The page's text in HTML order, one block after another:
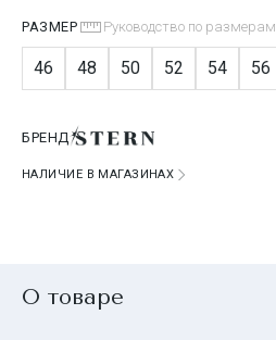
РАЗМЕР Руководство по размерам
46 48 50 52 54 56
БРЕНД
НАЛИЧИЕ В МАГАЗИНАХ
О товаре